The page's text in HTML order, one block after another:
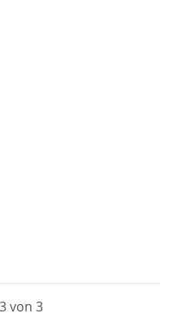
von 3